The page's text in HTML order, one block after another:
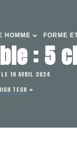
HOMME FORME
: 5
16 AVRIL 2024
TECH »